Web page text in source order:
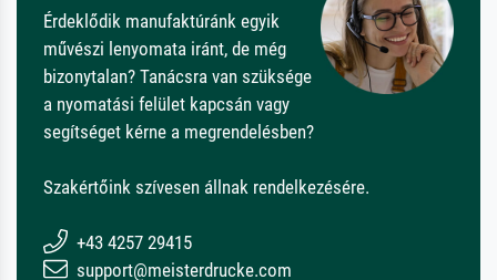
Érdeklődik manufaktúránk egyik
művészi lenyomata iránt, de még
bizonytalan? Tanácsra van szüksége
a nyomatási felület kapcsán vagy
segítséget kérne a megrendelésben?
Szakértőink szívesen állnak rendelkezésére.
+43 4257 29415
support@meisterdrucke.com